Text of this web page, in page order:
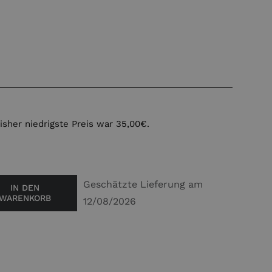
niedrigste Preis war 35,00€.
IN DEN
Geschätzte Lieferung am
12/08/2026